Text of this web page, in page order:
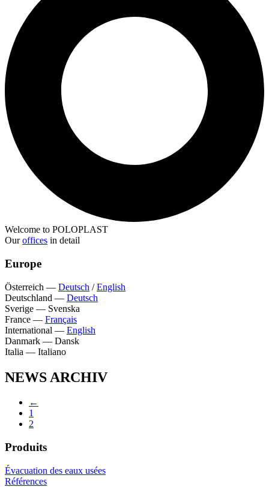
Welcome to POLOPLAST
Ouroffices in detail
Europe
Österreich — Deutsch /English
Deutschland — Deutsch
Sverige — Svenska
France — Français
International — English
Danmark — Dansk
Italia — Italiano
NEWS ARCHIV
←
1
2
Produits
Évacuation des eaux usées
Références